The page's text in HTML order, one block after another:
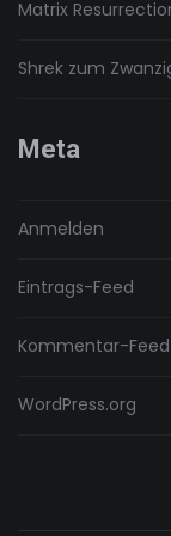
Matrix
Shrek zum
Meta
Anmelden
Eintrags-Feed
Kommentar-Feed
WordPress.org